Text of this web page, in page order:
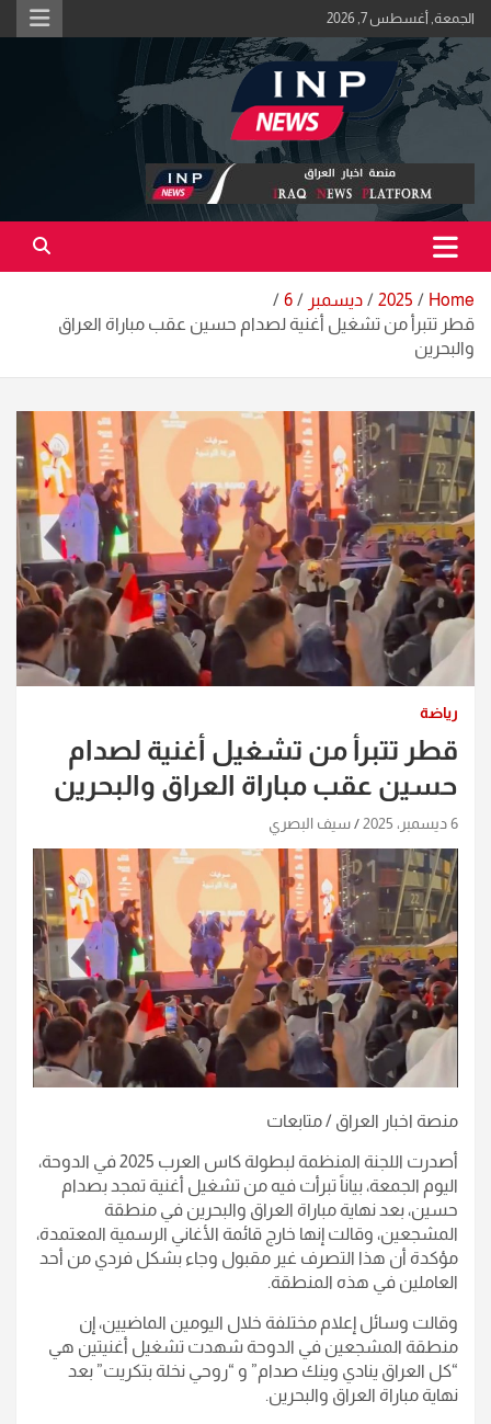
Skip
to
content
الجمعة, أغسطس 7, 2026
منصة اخبار العراق
اكبر منصة خبرية في العراق | #الحقيقة_اولاً
Home
2025 ديسمبر
6
قطر تتبرأ من تشغيل أغنية لصدام حسين عقب مباراة العراق
والبحرين
رياضة
قطر تتبرأ من تشغيل أغنية لصدام
حسين عقب مباراة العراق والبحرين
6 ديسمبر، 2025 سيف البصري
منصة اخبار العراق / متابعات
أصدرت اللجنة المنظمة لبطولة كاس العرب 2025 في الدوحة،
اليوم الجمعة، بياناً تبرأت فيه من تشغيل أغنية تمجد بصدام
حسين، بعد نهاية مباراة العراق والبحرين في منطقة
المشجعين، وقالت إنها خارج قائمة الأغاني الرسمية المعتمدة،
مؤكدة أن هذا التصرف غير مقبول وجاء بشكل فردي من أحد
العاملين في هذه المنطقة.
وقالت وسائل إعلام مختلفة خلال اليومين الماضيين، إن
منطقة المشجعين في الدوحة شهدت تشغيل أغنيتين هي
“كل العراق ينادي وينك صدام” و “روحي نخلة بتكريت” بعد
نهاية مباراة العراق والبحرين.